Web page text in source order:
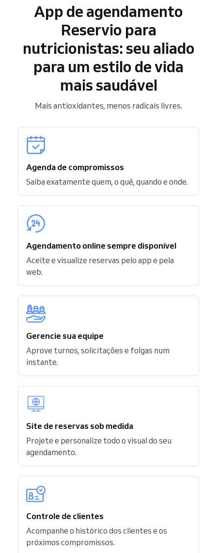
App de agendamento
Reservio para
nutricionistas: seu aliado
para um estilo de vida
mais saudável
Mais antioxidantes, menos radicais livres.
Agenda de compromissos
Saiba exatamente quem, o quê, quando e onde.
Agendamento online sempre disponível
Aceite e visualize reservas pelo app e pela
web.
Gerencie sua equipe
Aprove turnos, solicitações e folgas num
instante.
Site de reservas sob medida
Projete e personalize todo o visual do seu
agendamento.
Controle de clientes
Acompanhe o histórico dos clientes e os
próximos compromissos.